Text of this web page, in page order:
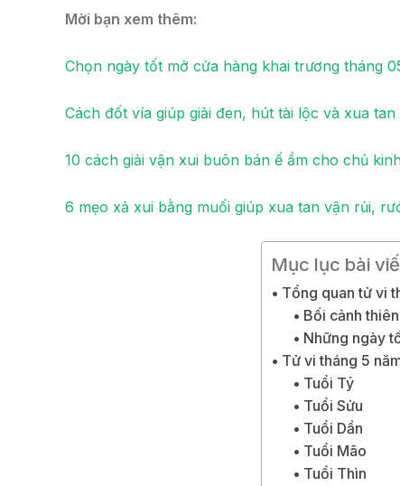
k
Mời bạn xem thêm:
Chọn ngày tốt mở cửa hàng khai trương tháng
Cách đốt vía giúp giải đen, hút tài lộc và xua
10 cách giải vận xui buôn bán ế ẩm cho chủ
6 mẹo xả xui bằng muối giúp xua tan vận rủi,
Mục lục bài
Tổng quan tử vi
Bối cảnh
Những ngày
Tử vi tháng 5
Tuổi Tý
Tuổi Sửu
Tuổi Dần
Tuổi Mão
Tuổi Thìn